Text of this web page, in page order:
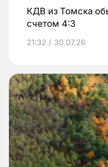
КДВ из Томска
счетом 4:3
21:32 / 30.07.26